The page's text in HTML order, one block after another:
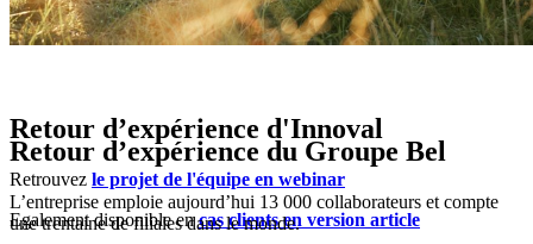
Retour d’expérience d'Innoval
Retrouvez le projet de l'équipe en webinar
Egalement disponible encas clients en version article
Retour d’expérience du Groupe Bel
L’entreprise emploie aujourd’hui 13 000 collaborateurs et compte
une trentaine de filiales dans le monde.